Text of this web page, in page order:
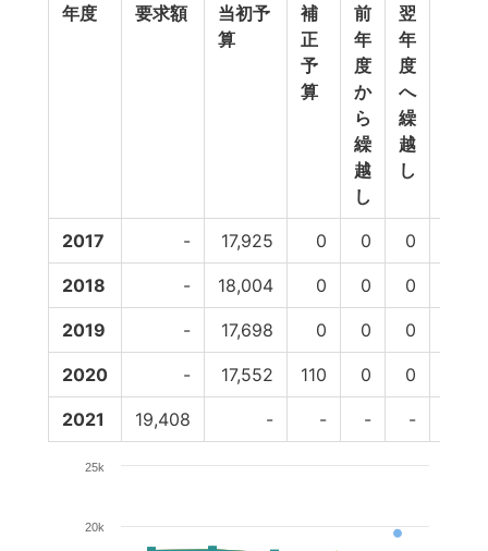
年度
要求額
当初予
算
補
正
予
算
前
年
度
か
ら
繰
越
し
翌
年
度
へ
繰
越
し
2017 - 17,925 0 0 0
2018 - 18,004 0 0 0
2019 - 17,698 0 0 0
2020 - 17,552 110 0 0
2021 19,408 - - - -
20k
25k